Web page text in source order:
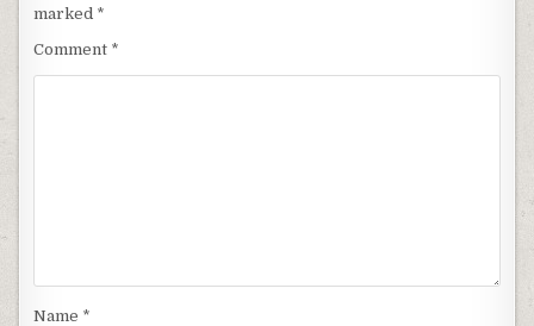
marked *
Comment *
Name *